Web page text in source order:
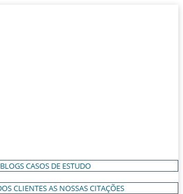
BLOGSCASOS DE ESTUDO
CLIENTESAS NOSSAS CITAÇÕES